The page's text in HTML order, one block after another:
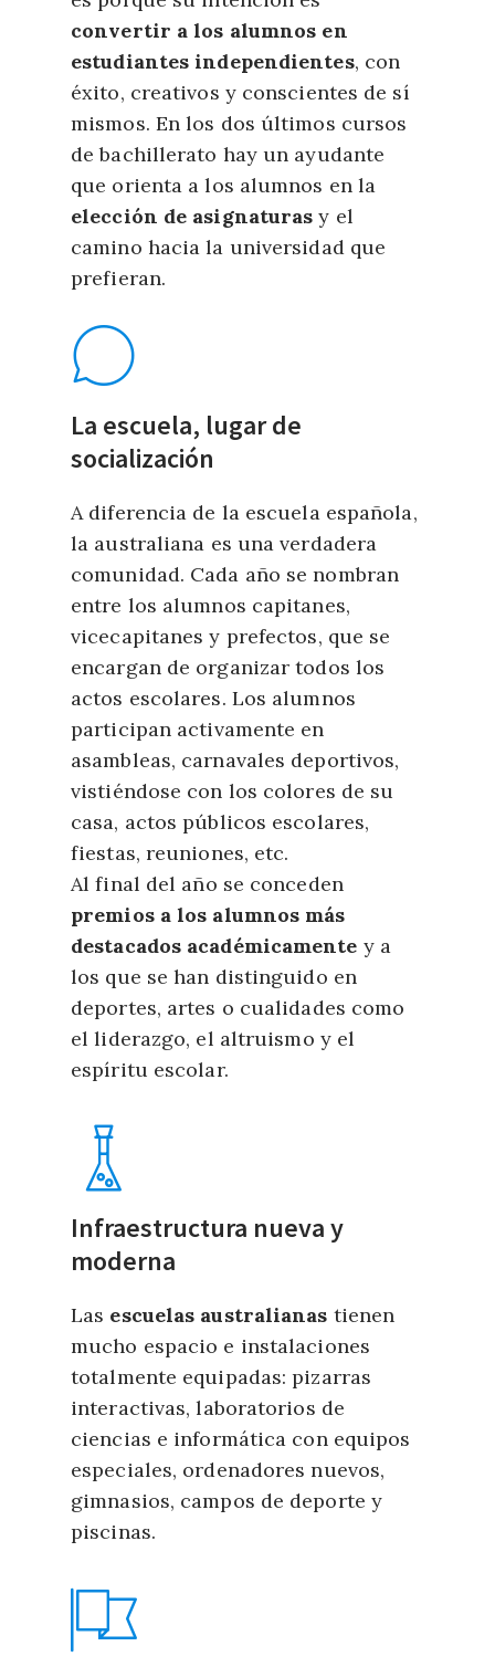
convertir a los alumnos en
estudiantes independientes, con
éxito, creativos y conscientes de sí
mismos. En los dos últimos cursos
de bachillerato hay un ayudante
que orienta a los alumnos en la
elección de asignaturas y el
camino hacia la universidad que
prefieran.
La escuela, lugar de
socialización
A diferencia de la escuela española,
la australiana es una verdadera
comunidad. Cada año se nombran
entre los alumnos capitanes,
vicecapitanes y prefectos, que se
encargan de organizar todos los
actos escolares. Los alumnos
participan activamente en
asambleas, carnavales deportivos,
vistiéndose con los colores de su
casa, actos públicos escolares,
fiestas, reuniones, etc.
Al final del año se conceden
premios a los alumnos más
destacados académicamente y a
los que se han distinguido en
deportes, artes o cualidades como
el liderazgo, el altruismo y el
espíritu escolar.
Infraestructura nueva y
moderna
Las escuelas australianas tienen
mucho espacio e instalaciones
totalmente equipadas: pizarras
interactivas, laboratorios de
ciencias e informática con equipos
especiales, ordenadores nuevos,
gimnasios, campos de deporte y
piscinas.